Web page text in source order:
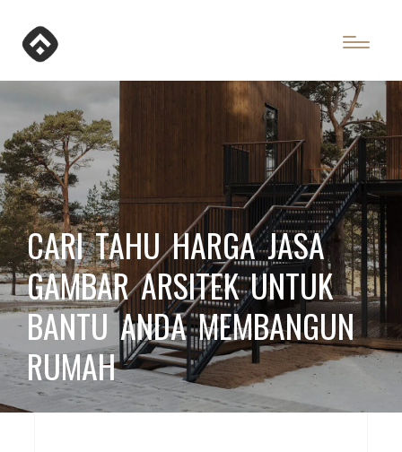
CARI TAHU HARGA JASA
GAMBAR ARSITEK UNTUK
BANTU ANDA MEMBANGUN
RUMAH